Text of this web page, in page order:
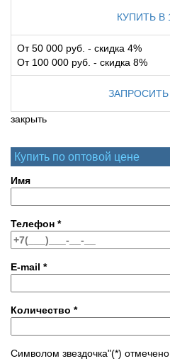
КУПИТЬ В
От 50 000 руб. - скидка 4%
От 100 000 руб. - скидка 8%
ЗАПРОСИТЬ
закрыть
Купить по оптовой цене
Имя
Телефон *
E-mail *
Количество *
Символом звездочка"(*)